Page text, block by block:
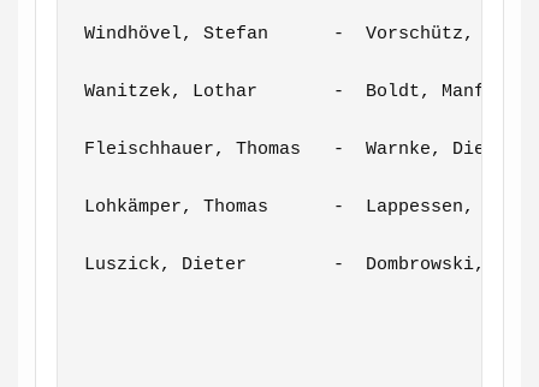
Windhövel, Stefan      -  Vorschütz,
Wanitzek, Lothar       -  Boldt,
Fleischhauer, Thomas   -  Warnke,
Lohkämper, Thomas      -
Luszick, Dieter        -  Dombrowski,